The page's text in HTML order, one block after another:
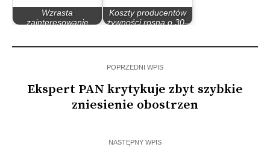
Wzrasta
zainteresowanie
Koszty producentów
żywności rosną o 30–
POPRZEDNI WPIS
Ekspert PAN krytykuje zbyt szybkie
zniesienie obostrzen
NASTĘPNY WPIS